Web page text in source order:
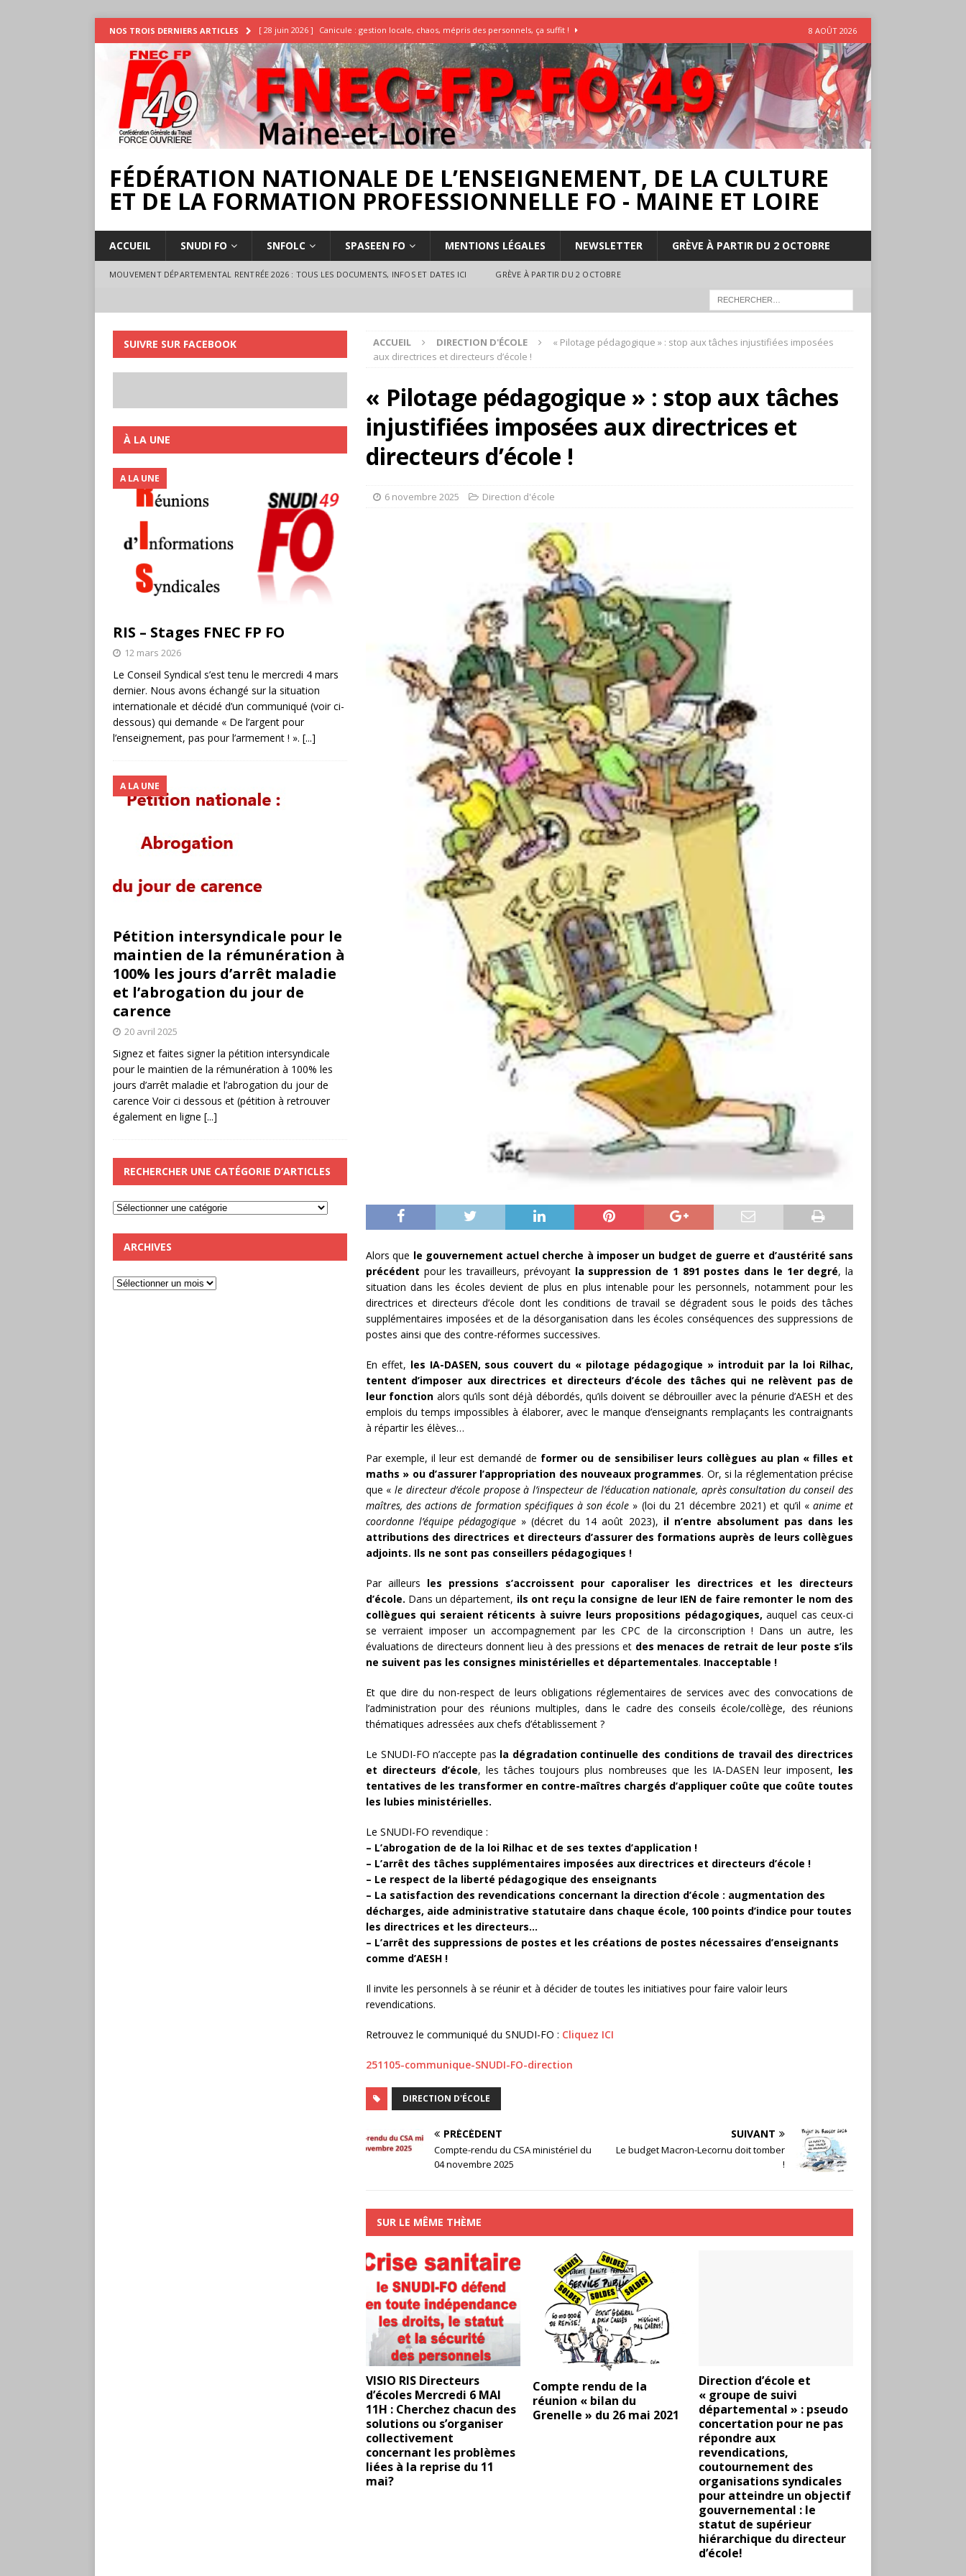
NOS TROIS DERNIERS ARTICLES [ 28 juin 2026 ] Canicule : gestion locale, chaos, mépris des personnels, ça suffit !
INTEMPÉRIES
[ 25 juin 2026 ] Enquête Températures et condition de travail dans les écoles AESH
[ 17 juillet 2026 ] Rassemblement pour la Libération du Dr Abu Safyia – pour la Palestine
18 juillet à Angers INTERPROFESSIONNEL
8 AOÛT 2026
FÉDÉRATION NATIONALE DE L’ENSEIGNEMENT, DE LA CULTURE
ET DE LA FORMATION PROFESSIONNELLE FO - MAINE ET LOIRE
ACCUEIL SNUDI FO SNFOLC SPASEEN FO MENTIONS LÉGALES NEWSLETTER GRÈVE À PARTIR DU 2 OCTOBRE
MOUVEMENT DÉPARTEMENTAL RENTRÉE 2026 : TOUS LES DOCUMENTS, INFOS ET DATES ICI GRÈVE À PARTIR DU 2 OCTOBRE
ACCUEIL DIRECTION D'ÉCOLE
« Pilotage pédagogique » : stop aux tâches injustifiées imposées
aux directrices et directeurs d’école !
« Pilotage pédagogique » : stop aux tâches
injustifiées imposées aux directrices et
directeurs d’école !
6 novembre 2025 Direction d'école
Alors que le gouvernement actuel cherche à imposer un budget de guerre et d’austérité sans
précédent pour les travailleurs, prévoyant la suppression de 1 891 postes dans le 1er degré, la
situation dans les écoles devient de plus en plus intenable pour les personnels, notamment pour les
directrices et directeurs d’école dont les conditions de travail se dégradent sous le poids des tâches
supplémentaires imposées et de la désorganisation dans les écoles conséquences des suppressions de
postes ainsi que des contre-réformes successives.
En effet, les IA-DASEN, sous couvert du « pilotage pédagogique » introduit par la loi Rilhac,
tentent d’imposer aux directrices et directeurs d’école des tâches qui ne relèvent pas de
leur fonction alors qu’ils sont déjà débordés, qu’ils doivent se débrouiller avec la pénurie d’AESH et des
emplois du temps impossibles à élaborer, avec le manque d’enseignants remplaçants les contraignants
à répartir les élèves…
Par exemple, il leur est demandé de former ou de sensibiliser leurs collègues au plan « filles et
maths » ou d’assurer l’appropriation des nouveaux programmes. Or, si la réglementation précise
que «le directeur d’école propose à l’inspecteur de l’éducation nationale, après consultation du conseil des
maîtres, des actions de formation spécifiques à son école » (loi du 21 décembre 2021) et qu’il « anime et
coordonne l’équipe pédagogique » (décret du 14 août 2023), il n’entre absolument pas dans les
attributions des directrices et directeurs d’assurer des formations auprès de leurs collègues
adjoints. Ils ne sont pas conseillers pédagogiques !
Par ailleurs les pressions s’accroissent pour caporaliser les directrices et les directeurs
d’école. Dans un département, ils ont reçu la consigne de leur IEN de faire remonter le nom des
collègues qui seraient réticents à suivre leurs propositions pédagogiques, auquel cas ceux-ci
se verraient imposer un accompagnement par les CPC de la circonscription ! Dans un autre, les
évaluations de directeurs donnent lieu à des pressions et des menaces de retrait de leur poste s’ils
ne suivent pas les consignes ministérielles et départementales. Inacceptable !
Et que dire du non-respect de leurs obligations réglementaires de services avec des convocations de
l’administration pour des réunions multiples, dans le cadre des conseils école/collège, des réunions
thématiques adressées aux chefs d’établissement ?
Le SNUDI-FO n’accepte pas la dégradation continuelle des conditions de travail des directrices
et directeurs d’école, les tâches toujours plus nombreuses que les IA-DASEN leur imposent, les
tentatives de les transformer en contre-maîtres chargés d’appliquer coûte que coûte toutes
les lubies ministérielles.
Le SNUDI-FO revendique :
– L’abrogation de de la loi Rilhac et de ses textes d’application !
– L’arrêt des tâches supplémentaires imposées aux directrices et directeurs d’école !
– Le respect de la liberté pédagogique des enseignants
– La satisfaction des revendications concernant la direction d’école : augmentation des
décharges, aide administrative statutaire dans chaque école, 100 points d’indice pour toutes
les directrices et les directeurs…
– L’arrêt des suppressions de postes et les créations de postes nécessaires d’enseignants
comme d’AESH !
Il invite les personnels à se réunir et à décider de toutes les initiatives pour faire valoir leurs
revendications.
Retrouvez le communiqué du SNUDI-FO : Cliquez ICI
251105-communique-SNUDI-FO-direction
DIRECTION D'ÉCOLE
PRÉCÉDENT
Compte-rendu du CSA ministériel du
04 novembre 2025
SUIVANT
Le budget Macron-Lecornu doit tomber
!
SUR LE MÊME THÈME
VISIO RIS Directeurs
d’écoles Mercredi 6 MAI
11H : Cherchez chacun des
solutions ou s’organiser
collectivement
concernant les problèmes
liées à la reprise du 11
mai?
Compte rendu de la
réunion « bilan du
Grenelle » du 26 mai 2021
Direction d’école et
« groupe de suivi
départemental » : pseudo
concertation pour ne pas
répondre aux
revendications,
coutournement des
organisations syndicales
pour atteindre un objectif
gouvernemental : le
statut de supérieur
hiérarchique du directeur
d’école!
SUIVRE SUR FACEBOOK
À LA UNE
RIS – Stages FNEC FP FO
A LA UNE
12 mars 2026
Le Conseil Syndical s’est tenu le mercredi 4 mars
dernier. Nous avons échangé sur la situation
internationale et décidé d’un communiqué (voir ci-
dessous) qui demande « De l’argent pour
l’enseignement, pas pour l’armement ! ». [...]
Pétition intersyndicale pour le
maintien de la rémunération à
100% les jours d’arrêt maladie
et l’abrogation du jour de
carence
A LA UNE
20 avril 2025
Signez et faites signer la pétition intersyndicale
pour le maintien de la rémunération à 100% les
jours d’arrêt maladie et l’abrogation du jour de
carence Voir ci dessous et (pétition à retrouver
également en ligne [...]
RECHERCHER UNE CATÉGORIE D’ARTICLES
ARCHIVES